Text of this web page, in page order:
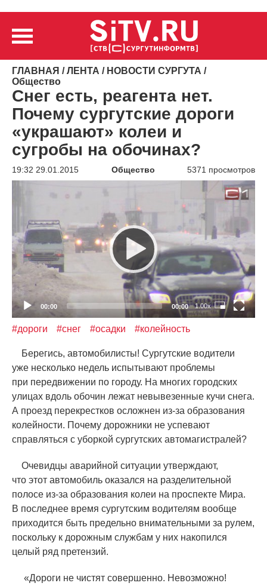
ГЛАВНАЯ /ЛЕНТА / НОВОСТИ СУРГУТА /
Общество
Снег есть, реагента нет.
Почему сургутские дороги
«украшают» колеи и
сугробы на обочинах?
19:32 29.01.2015 Общество 5371 просмотров
Видеоплеер
00:00 00:00 1.00x
#дороги #снег #осадки #колейность
Берегись, автомобилисты! Сургутские водители
уже несколько недель испытывают проблемы
при передвижении по городу. На многих городских
улицах вдоль обочин лежат невывезенные кучи снега.
А проезд перекрестков осложнен из-за образования
колейности. Почему дорожники не успевают
справляться с уборкой сургутских автомагистралей?
Очевидцы аварийной ситуации утверждают,
что этот автомобиль оказался на разделительной
полосе из-за образования колеи на проспекте Мира.
В последнее время сургутским водителям вообще
приходится быть предельно внимательными за рулем,
поскольку к дорожным службам у них накопился
целый ряд претензий.
«Дороги не чистят совершенно. Невозможно!